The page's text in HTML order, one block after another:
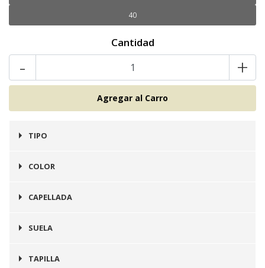
40
Cantidad
- +
TIPO
Botines
COLOR
Beige
CAPELLADA
Cuero
SUELA
Prefinito
TAPILLA